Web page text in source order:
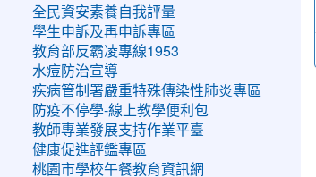
全民資安素養自我評量
學生申訴及再申訴專區
教育部反霸凌專線1953
水痘防治宣導
疾病管制署嚴重特殊傳染性肺炎專區
防疫不停學-線上教學便利包
教師專業發展支持作業平臺
健康促進評鑑專區
桃園市學校午餐教育資訊網